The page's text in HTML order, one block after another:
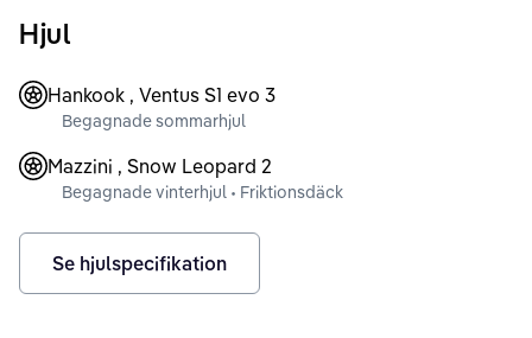
Hjul
Hankook , Ventus S1 evo 3
Begagnade sommarhjul
Mazzini , Snow Leopard 2
Begagnade vinterhjul • Friktionsdäck
Se hjulspecifikation